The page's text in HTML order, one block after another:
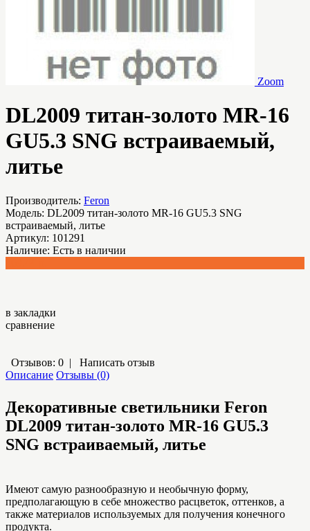
Zoom
DL2009 титан-золото MR-16
GU5.3 SNG встраиваемый,
литье
Производитель: Feron
Модель: DL2009 титан-золото MR-16 GU5.3 SNG
встраиваемый, литье
Артикул: 101291
Наличие: Есть в наличии
в закладки
сравнение
Отзывов: 0 | Написать отзыв
Описание Отзывы (0)
Декоративные светильники Feron
DL2009 титан-золото MR-16 GU5.3
SNG встраиваемый, литье
Имеют самую разнообразную и необычную форму,
предполагающую в себе множество расцветок, оттенков, а
также материалов используемых для получения конечного
продукта.